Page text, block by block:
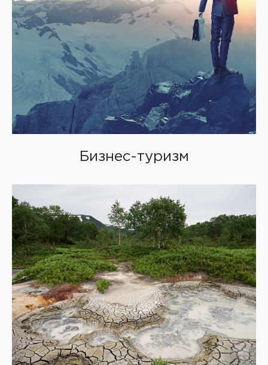
Бизнес-туризм